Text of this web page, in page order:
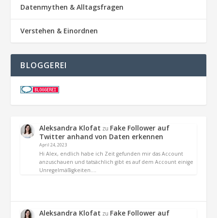
Datenmythen & Alltagsfragen
Verstehen & Einordnen
BLOGGEREI
Aleksandra Klofat zu Fake Follower auf
Twitter anhand von Daten erkennen
April 24, 2023
Hi Alex, endlich habe ich Zeit gefunden mir das Account
anzuschauen und tatsächlich gibt es auf dem Account einige
Unregelmäßigkeiten.…
Aleksandra Klofat zu Fake Follower auf